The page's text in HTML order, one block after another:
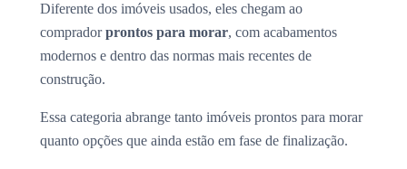
Diferente dos imóveis usados, eles chegam ao
compradorprontos para morar, com acabamentos
modernos e dentro das normas mais recentes de
construção.
Essa categoria abrange tanto imóveis prontos para morar
quanto opções que ainda estão em fase de finalização.